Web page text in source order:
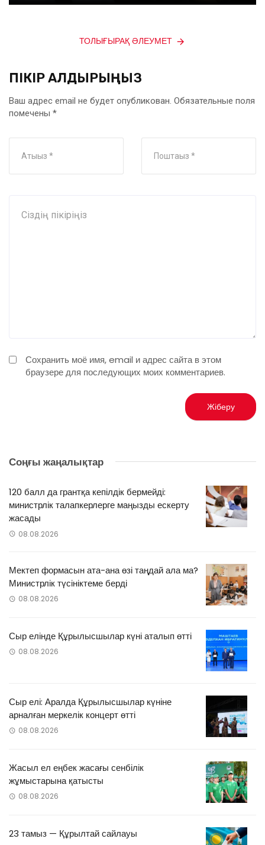
ТОЛЫҒЫРАҚ ӘЛЕУМЕТ
ПІКІР ҚАЛДЫРЫҢЫЗ
Ваш адрес email не будет опубликован. Обязательные поля
помечены *
Сохранить моё имя, email и адрес сайта в этом
браузере для последующих моих комментариев.
Соңғы жаңалықтар
120 балл да грантқа кепілдік бермейді:
министрлік талапкерлерге маңызды ескерту
жасады
08.08.2026
Мектеп формасын ата-ана өзі таңдай ала ма?
Министрлік түсініктеме берді
08.08.2026
Сыр елінде Құрылысшылар күні аталып өтті
08.08.2026
Сыр елі: Аралда Құрылысшылар күніне
арналған меркелік концерт өтті
08.08.2026
Жасыл ел еңбек жасағы сенбілік
жұмыстарына қатысты
08.08.2026
23 тамыз — Құрылтай сайлауы